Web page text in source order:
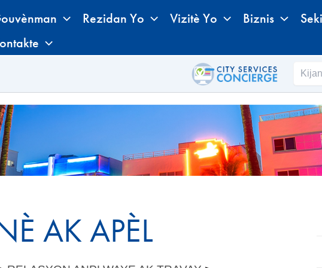
Rezidan Yo Vizitè Yo Biznis
AK APÈL